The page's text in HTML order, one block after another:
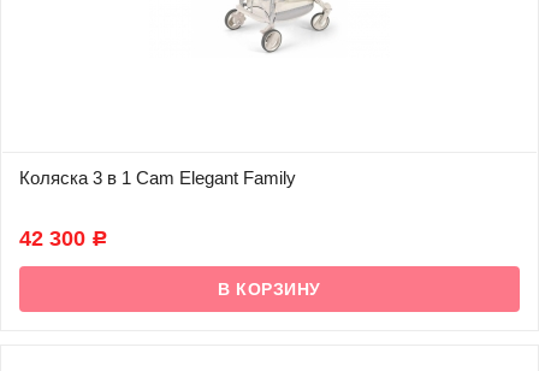
Коляска 3 в 1 Cam Elegant Family
42 300 Р